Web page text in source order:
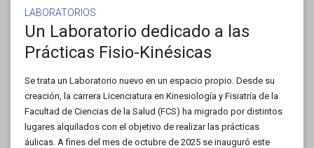
LABORATORIOS
Un Laboratorio dedicado a las
Prácticas Fisio-Kinésicas
Se trata un Laboratorio nuevo en un espacio propio. Desde su
creación, la carrera Licenciatura en Kinesiología y Fisiatría de la
Facultad de Ciencias de la Salud (FCS) ha migrado por distintos
lugares alquilados con el objetivo de realizar las prácticas
áulicas. A fines del mes de octubre de 2025 se inauguró este